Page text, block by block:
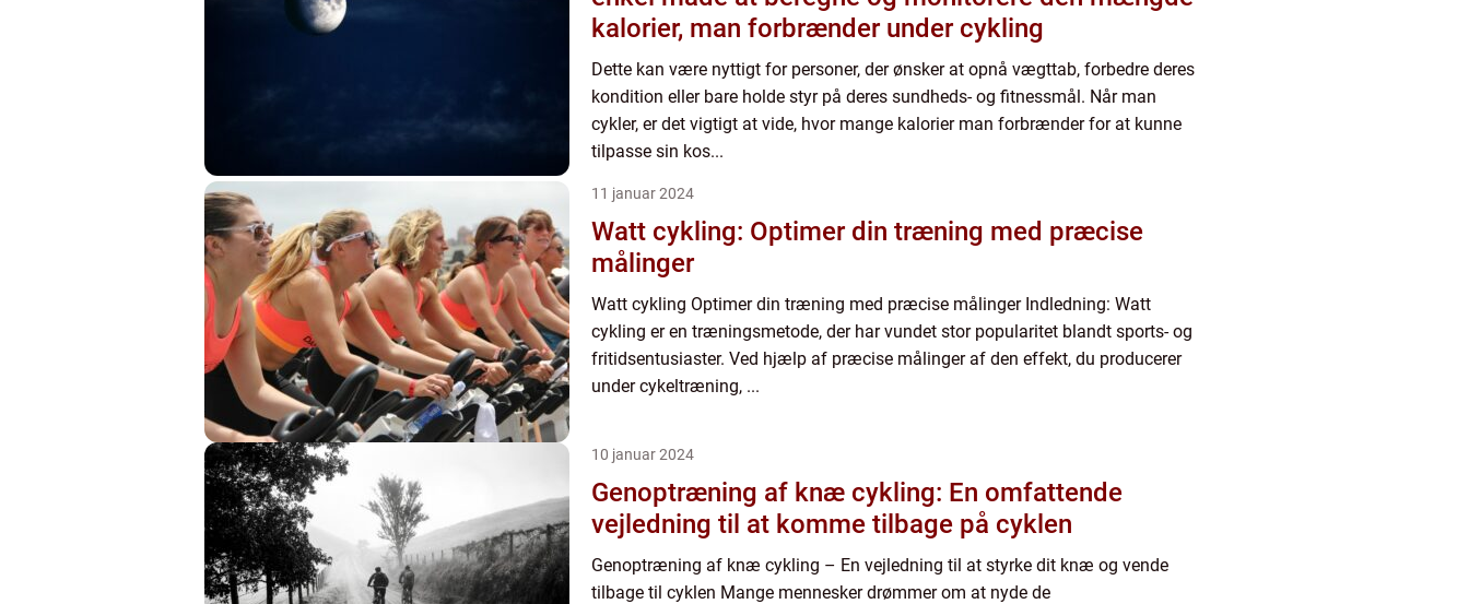
kalorier, man forbrænder under cykling
Dette kan være nyttigt for personer, der ønsker at opnå vægttab, forbedre deres
kondition eller bare holde styr på deres sundheds- og fitnessmål. Når man
cykler, er det vigtigt at vide, hvor mange kalorier man forbrænder for at kunne
tilpasse sin kos...
11 januar 2024
Watt cykling: Optimer din træning med præcise
målinger
Watt cykling Optimer din træning med præcise målinger Indledning: Watt
cykling er en træningsmetode, der har vundet stor popularitet blandt sports- og
fritidsentusiaster. Ved hjælp af præcise målinger af den effekt, du producerer
under cykeltræning, ...
10 januar 2024
Genoptræning af knæ cykling: En omfattende
vejledning til at komme tilbage på cyklen
Genoptræning af knæ cykling – En vejledning til at styrke dit knæ og vende
tilbage til cyklen Mange mennesker drømmer om at nyde de